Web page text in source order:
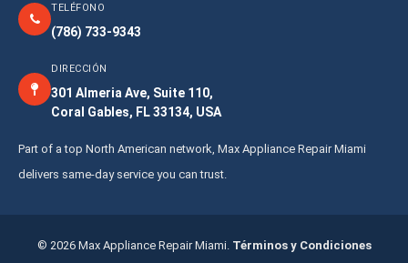
TELÉFONO
(786) 733-9343
DIRECCIÓN
301 Almeria Ave, Suite 110,
Coral Gables, FL 33134, USA
Part of a top North American network, Max Appliance Repair Miami
delivers same-day service you can trust.
© 2026 Max Appliance Repair Miami. Términos y Condiciones